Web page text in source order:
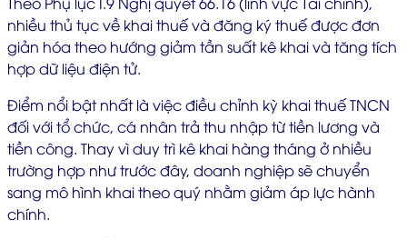
nhiều thủ tục về khai thuế và đăng ký thuế được đơn
giản hóa theo hướng giảm tần suất kê khai và tăng tích
hợp dữ liệu điện tử.
Điểm nổi bật nhất là việc điều chỉnh kỳ khai thuế TNCN
đối với tổ chức, cá nhân trả thu nhập từ tiền lương và
tiền công. Thay vì duy trì kê khai hàng tháng ở nhiều
trường hợp như trước đây, doanh nghiệp sẽ chuyển
sang mô hình khai theo quý nhằm giảm áp lực hành
chính.